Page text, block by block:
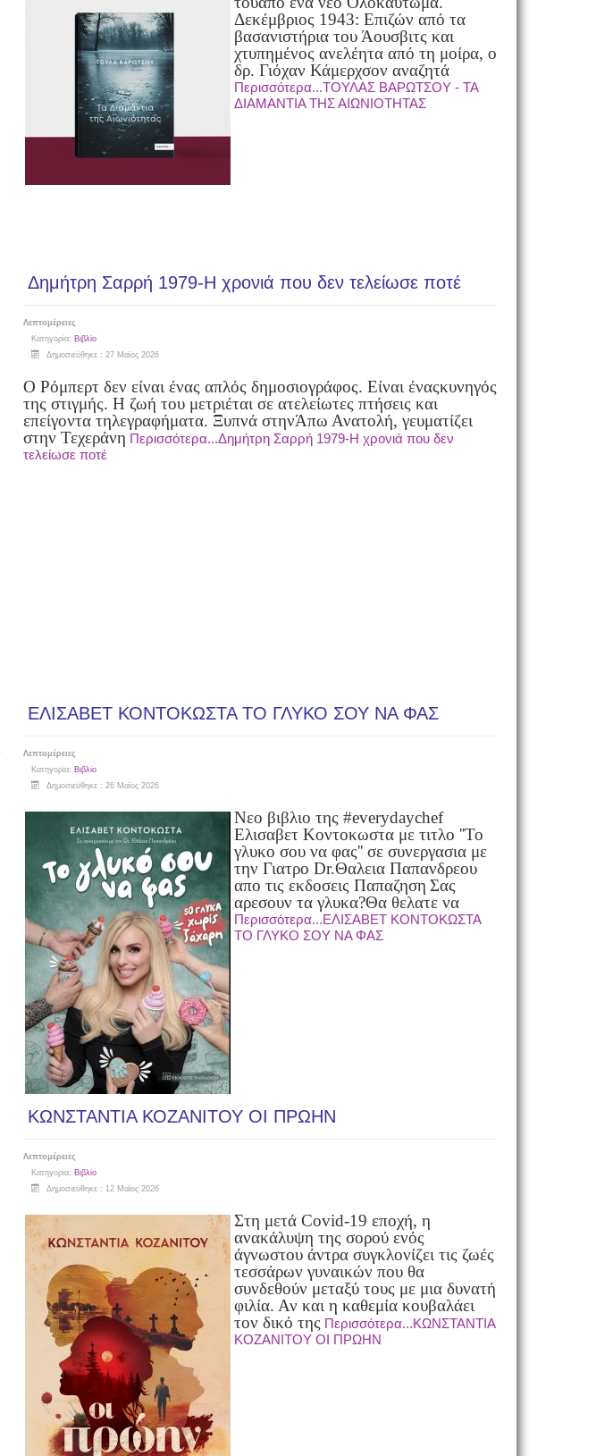
Δεκέμβριος 1943: Επιζών από τα
βασανιστήρια του Άουσβιτς και
χτυπημένος ανελέητα από τη μοίρα, ο
δρ. Γιόχαν Κάμερχσον αναζητά
Περισσότερα...ΤΟΥΛΑΣ ΒΑΡΩΤΣΟΥ - ΤΑ
ΔΙΑΜΑΝΤΙΑ ΤΗΣ ΑΙΩΝΙΟΤΗΤΑΣ
Δημήτρη Σαρρή 1979-Η χρονιά που δεν τελείωσε ποτέ
Λεπτομέρειες
Κατηγορία: Βιβλίο
Δημοσιεύθηκε : 27 Μαϊος 2026
Ο Ρόμπερτ δεν είναι ένας απλός δημοσιογράφος. Είναι έναςκυνηγός
της στιγμής. Η ζωή του μετριέται σε ατελείωτες πτήσεις και
επείγοντα τηλεγραφήματα. Ξυπνά στηνΆπω Ανατολή, γευματίζει
στην Τεχεράνη Περισσότερα...Δημήτρη Σαρρή 1979-Η χρονιά που δεν
τελείωσε ποτέ
ΕΛΙΣΑΒΕΤ ΚΟΝΤΟΚΩΣΤΑ ΤΟ ΓΛΥΚΟ ΣΟΥ ΝΑ ΦΑΣ
Λεπτομέρειες
Κατηγορία: Βιβλίο
Δημοσιεύθηκε : 26 Μαϊος 2026
Νεο βιβλιο της #everydaychef
Ελισαβετ Κοντοκωστα με τιτλο ''Το
γλυκο σου να φας'' σε συνεργασια με
την Γιατρο Dr.Θαλεια Παπανδρεου
απο τις εκδοσεις Παπαζηση Σας
αρεσουν τα γλυκα?Θα θελατε να
Περισσότερα...ΕΛΙΣΑΒΕΤ ΚΟΝΤΟΚΩΣΤΑ
ΤΟ ΓΛΥΚΟ ΣΟΥ ΝΑ ΦΑΣ
ΚΩΝΣΤΑΝΤΙΑ ΚΟΖΑΝΙΤΟΥ ΟΙ ΠΡΩΗΝ
Λεπτομέρειες
Κατηγορία: Βιβλίο
Δημοσιεύθηκε : 12 Μαϊος 2026
Στη μετά Covid-19 εποχή, η
ανακάλυψη της σορού ενός
άγνωστου άντρα συγκλονίζει τις ζωές
τεσσάρων γυναικών που θα
συνδεθούν μεταξύ τους με μια δυνατή
φιλία. Αν και η καθεμία κουβαλάει
τον δικό της Περισσότερα...ΚΩΝΣΤΑΝΤΙΑ
ΚΟΖΑΝΙΤΟΥ ΟΙ ΠΡΩΗΝ